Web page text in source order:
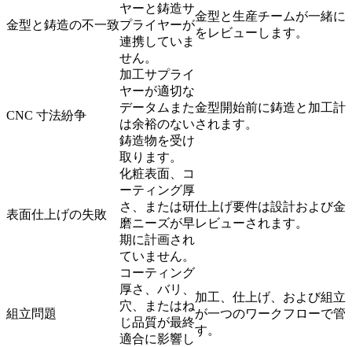
金型と鋳造の不一致
ヤーと鋳造サ
プライヤーが
連携していま
せん。
金型と生産チームが一緒に
をレビューします。
CNC 寸法紛争
加工サプライ
ヤーが適切な
データムまた
は余裕のない
鋳造物を受け
取ります。
金型開始前に鋳造と加工計
されます。
表面仕上げの失敗
化粧表面、コ
ーティング厚
さ、または研
磨ニーズが早
期に計画され
ていません。
仕上げ要件は設計および金
レビューされます。
組立問題
コーティング
厚さ、バリ、
穴、またはね
じ品質が最終
適合に影響し
加工、仕上げ、および組立
が一つのワークフローで管
す。